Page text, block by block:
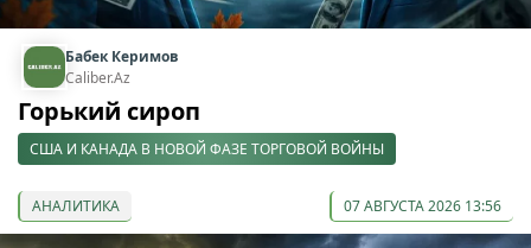
Бабек Керимов
Caliber.Az
Горький сироп
США И КАНАДА В НОВОЙ ФАЗЕ ТОРГОВОЙ ВОЙНЫ
АНАЛИТИКА 07 АВГУСТА 2026 13:56